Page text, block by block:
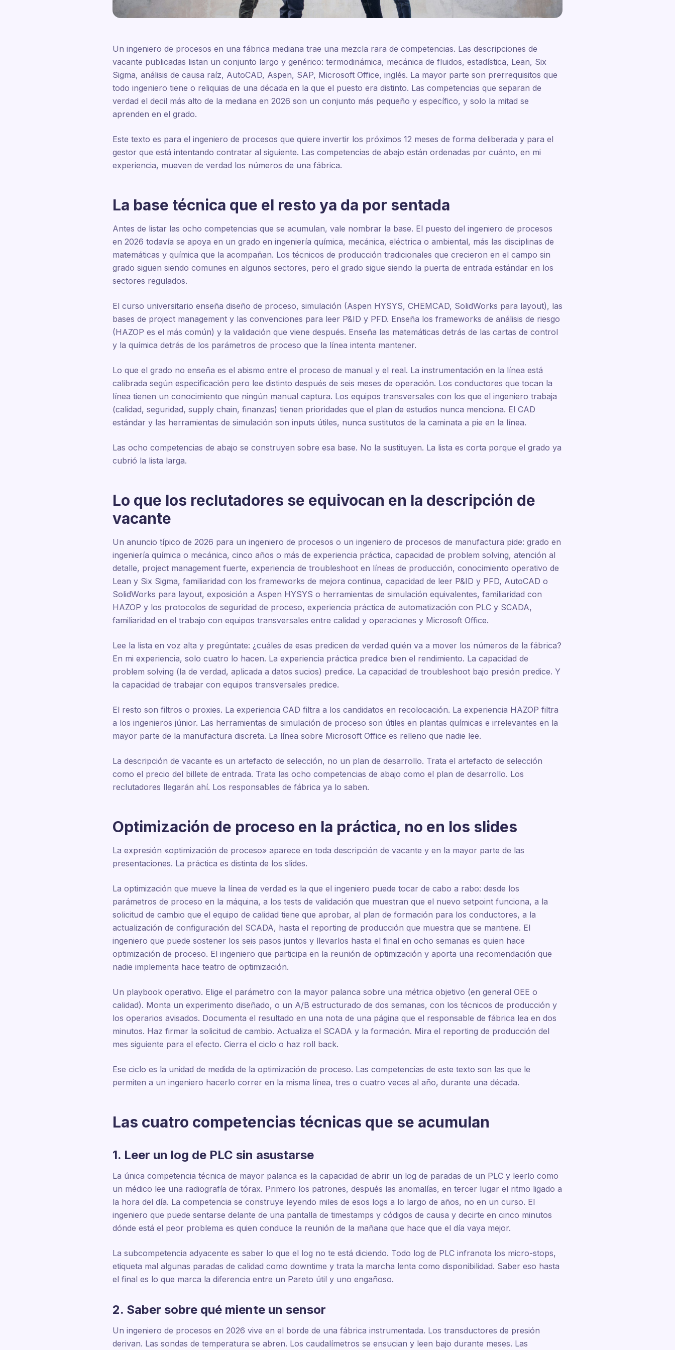
Un ingeniero de procesos en una fábrica mediana trae una mezcla rara de competencias. Las descripciones de
vacante publicadas listan un conjunto largo y genérico: termodinámica, mecánica de fluidos, estadística, Lean, Six
Sigma, análisis de causa raíz, AutoCAD, Aspen, SAP, Microsoft Office, inglés. La mayor parte son prerrequisitos que
todo ingeniero tiene o reliquias de una década en la que el puesto era distinto. Las competencias que separan de
verdad el decil más alto de la mediana en 2026 son un conjunto más pequeño y específico, y solo la mitad se
aprenden en el grado.
Este texto es para el ingeniero de procesos que quiere invertir los próximos 12 meses de forma deliberada y para el
gestor que está intentando contratar al siguiente. Las competencias de abajo están ordenadas por cuánto, en mi
experiencia, mueven de verdad los números de una fábrica.
La base técnica que el resto ya da por sentada
Antes de listar las ocho competencias que se acumulan, vale nombrar la base. El puesto del ingeniero de procesos
en 2026 todavía se apoya en un grado en ingeniería química, mecánica, eléctrica o ambiental, más las disciplinas de
matemáticas y química que la acompañan. Los técnicos de producción tradicionales que crecieron en el campo sin
grado siguen siendo comunes en algunos sectores, pero el grado sigue siendo la puerta de entrada estándar en los
sectores regulados.
El curso universitario enseña diseño de proceso, simulación (Aspen HYSYS, CHEMCAD, SolidWorks para layout), las
bases de project management y las convenciones para leer P&ID y PFD. Enseña los frameworks de análisis de riesgo
(HAZOP es el más común) y la validación que viene después. Enseña las matemáticas detrás de las cartas de control
y la química detrás de los parámetros de proceso que la línea intenta mantener.
Lo que el grado no enseña es el abismo entre el proceso de manual y el real. La instrumentación en la línea está
calibrada según especificación pero lee distinto después de seis meses de operación. Los conductores que tocan la
línea tienen un conocimiento que ningún manual captura. Los equipos transversales con los que el ingeniero trabaja
(calidad, seguridad, supply chain, finanzas) tienen prioridades que el plan de estudios nunca menciona. El CAD
estándar y las herramientas de simulación son inputs útiles, nunca sustitutos de la caminata a pie en la línea.
Las ocho competencias de abajo se construyen sobre esa base. No la sustituyen. La lista es corta porque el grado ya
cubrió la lista larga.
Lo que los reclutadores se equivocan en la descripción de
vacante
Un anuncio típico de 2026 para un ingeniero de procesos o un ingeniero de procesos de manufactura pide: grado en
ingeniería química o mecánica, cinco años o más de experiencia práctica, capacidad de problem solving, atención al
detalle, project management fuerte, experiencia de troubleshoot en líneas de producción, conocimiento operativo de
Lean y Six Sigma, familiaridad con los frameworks de mejora continua, capacidad de leer P&ID y PFD, AutoCAD o
SolidWorks para layout, exposición a Aspen HYSYS o herramientas de simulación equivalentes, familiaridad con
HAZOP y los protocolos de seguridad de proceso, experiencia práctica de automatización con PLC y SCADA,
familiaridad en el trabajo con equipos transversales entre calidad y operaciones y Microsoft Office.
Lee la lista en voz alta y pregúntate: ¿cuáles de esas predicen de verdad quién va a mover los números de la fábrica?
En mi experiencia, solo cuatro lo hacen. La experiencia práctica predice bien el rendimiento. La capacidad de
problem solving (la de verdad, aplicada a datos sucios) predice. La capacidad de troubleshoot bajo presión predice. Y
la capacidad de trabajar con equipos transversales predice.
El resto son filtros o proxies. La experiencia CAD filtra a los candidatos en recolocación. La experiencia HAZOP filtra
a los ingenieros júnior. Las herramientas de simulación de proceso son útiles en plantas químicas e irrelevantes en la
mayor parte de la manufactura discreta. La línea sobre Microsoft Office es relleno que nadie lee.
La descripción de vacante es un artefacto de selección, no un plan de desarrollo. Trata el artefacto de selección
como el precio del billete de entrada. Trata las ocho competencias de abajo como el plan de desarrollo. Los
reclutadores llegarán ahí. Los responsables de fábrica ya lo saben.
Optimización de proceso en la práctica, no en los slides
La expresión «optimización de proceso» aparece en toda descripción de vacante y en la mayor parte de las
presentaciones. La práctica es distinta de los slides.
La optimización que mueve la línea de verdad es la que el ingeniero puede tocar de cabo a rabo: desde los
parámetros de proceso en la máquina, a los tests de validación que muestran que el nuevo setpoint funciona, a la
solicitud de cambio que el equipo de calidad tiene que aprobar, al plan de formación para los conductores, a la
actualización de configuración del SCADA, hasta el reporting de producción que muestra que se mantiene. El
ingeniero que puede sostener los seis pasos juntos y llevarlos hasta el final en ocho semanas es quien hace
optimización de proceso. El ingeniero que participa en la reunión de optimización y aporta una recomendación que
nadie implementa hace teatro de optimización.
Un playbook operativo. Elige el parámetro con la mayor palanca sobre una métrica objetivo (en general OEE o
calidad). Monta un experimento diseñado, o un A/B estructurado de dos semanas, con los técnicos de producción y
los operarios avisados. Documenta el resultado en una nota de una página que el responsable de fábrica lea en dos
minutos. Haz firmar la solicitud de cambio. Actualiza el SCADA y la formación. Mira el reporting de producción del
mes siguiente para el efecto. Cierra el ciclo o haz roll back.
Ese ciclo es la unidad de medida de la optimización de proceso. Las competencias de este texto son las que le
permiten a un ingeniero hacerlo correr en la misma línea, tres o cuatro veces al año, durante una década.
Las cuatro competencias técnicas que se acumulan
1. Leer un log de PLC sin asustarse
La única competencia técnica de mayor palanca es la capacidad de abrir un log de paradas de un PLC y leerlo como
un médico lee una radiografía de tórax. Primero los patrones, después las anomalías, en tercer lugar el ritmo ligado a
la hora del día. La competencia se construye leyendo miles de esos logs a lo largo de años, no en un curso. El
ingeniero que puede sentarse delante de una pantalla de timestamps y códigos de causa y decirte en cinco minutos
dónde está el peor problema es quien conduce la reunión de la mañana que hace que el día vaya mejor.
La subcompetencia adyacente es saber lo que el log no te está diciendo. Todo log de PLC infranota los micro-stops,
etiqueta mal algunas paradas de calidad como downtime y trata la marcha lenta como disponibilidad. Saber eso hasta
el final es lo que marca la diferencia entre un Pareto útil y uno engañoso.
2. Saber sobre qué miente un sensor
Un ingeniero de procesos en 2026 vive en el borde de una fábrica instrumentada. Los transductores de presión
derivan. Las sondas de temperatura se abren. Los caudalímetros se ensucian y leen bajo durante meses. Las